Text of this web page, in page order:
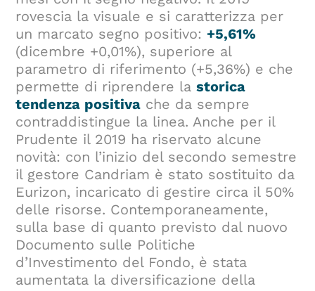
rovescia la visuale e si caratterizza per
un marcato segno positivo: +5,61%
(dicembre +0,01%), superiore al
parametro di riferimento (+5,36%) e che
permette di riprendere lastorica
tendenza positiva che da sempre
contraddistingue la linea. Anche per il
Prudente il 2019 ha riservato alcune
novità: con l’inizio del secondo semestre
il gestore Candriam è stato sostituito da
Eurizon, incaricato di gestire circa il 50%
delle risorse. Contemporaneamente,
sulla base di quanto previsto dal nuovo
Documento sulle Politiche
d’Investimento del Fondo, è stata
aumentata la diversificazione della